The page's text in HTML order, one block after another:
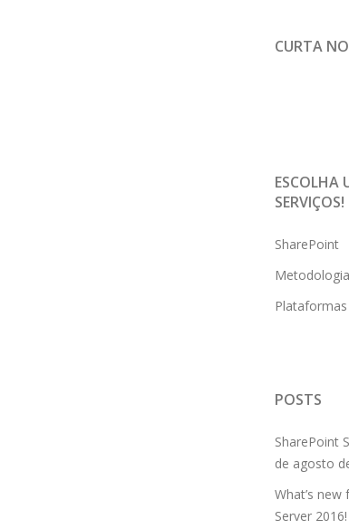
CURTA
ESCOLHA
SERVIÇOS!
SharePoint
POSTS
SharePoint
de agosto
What’s
Server 2016!